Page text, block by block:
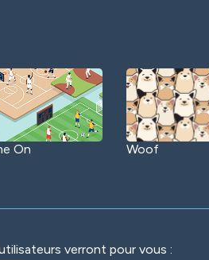
On Woof
verront pour vous :